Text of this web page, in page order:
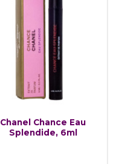
Chanel Chance Eau
Splendide, 6ml